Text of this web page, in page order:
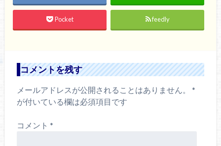
Pocket feedly
コメントを残す
メールアドレスが公開されることはありません。
*
が付いている欄は必須項目です
コメント *